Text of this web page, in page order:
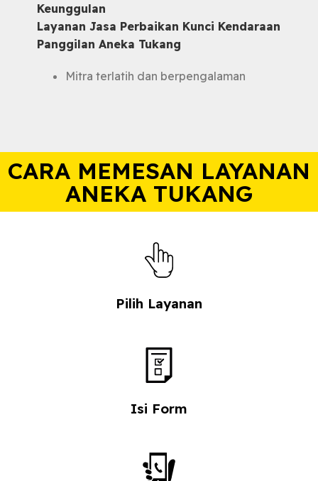
Keunggulan
Layanan Jasa Perbaikan Kunci Kendaraan
Panggilan Aneka Tukang
Mitra terlatih dan berpengalaman
CARA MEMESAN LAYANAN
ANEKA TUKANG
Pilih Layanan
Isi Form